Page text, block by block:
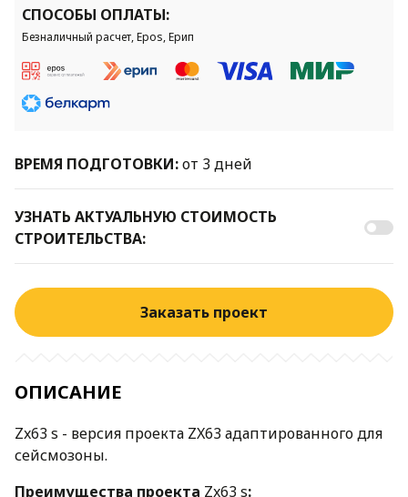
СПОСОБЫ ОПЛАТЫ:
Безналичный расчет, Epos, Ерип
ВРЕМЯ ПОДГОТОВКИ:от 3 дней
УЗНАТЬ АКТУАЛЬНУЮ СТОИМОСТЬ
СТРОИТЕЛЬСТВА:
Заказать проект
ОПИСАНИЕ
Zx63 s - версия проекта ZX63 адаптированного для
сейсмозоны.
Преимущества проекта Zx63 s: